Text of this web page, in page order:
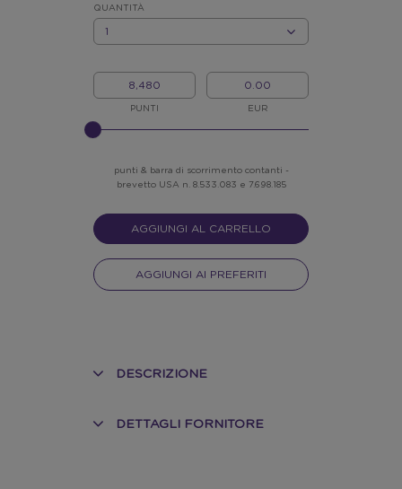
*QUANTITÀ
I
PUNTI
IL
CREDITO
EUR
INSERISCI
NELLO
punti & barra di scorrimento contanti -
brevetto USA n. 8.533.083 e 7.698.185
AGGIUNGI AL CARRELLO
AGGIUNGI AI PREFERITI
DESCRIZIONE
DETTAGLI FORNITORE